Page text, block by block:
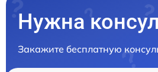
Нужна
Закажите бесплатную